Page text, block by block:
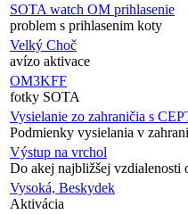
SOTA watch OM prihlasenie
problem s prihlasenim koty
Velký Choč
avízo aktivace
OM3KFF
fotky SOTA
Vysielanie zo zahraničia s
Podmienky vysielania v
Výstup na vrchol
Do akej najbližšej vzdialenosti
Vysoká, Beskydek
Aktivácia